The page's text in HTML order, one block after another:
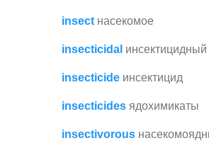
insect насекомое
insecticidal инсектицидный
insecticide инсектицид
insecticides ядохимикаты
insectivorous